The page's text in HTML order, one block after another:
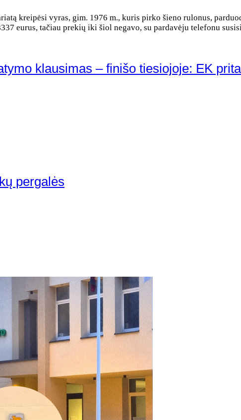
kreipėsi vyras, gim. 1976 m., kuris pirko šieno rulonus,
eurus, tačiau prekių iki šiol negavo, su pardavėju telefonu
klausimas – finišo tiesiojoje: EK
pergalės